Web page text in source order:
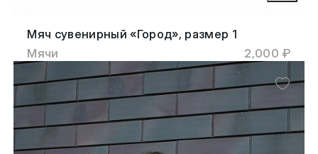
Мяч сувенирный «Город», размер 1
Мячи
2,000 ₽